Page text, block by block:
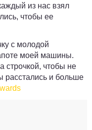
из нас взял
чтобы ее
с молодой
моей машины.
строчкой, чтобы не
расстались и больше